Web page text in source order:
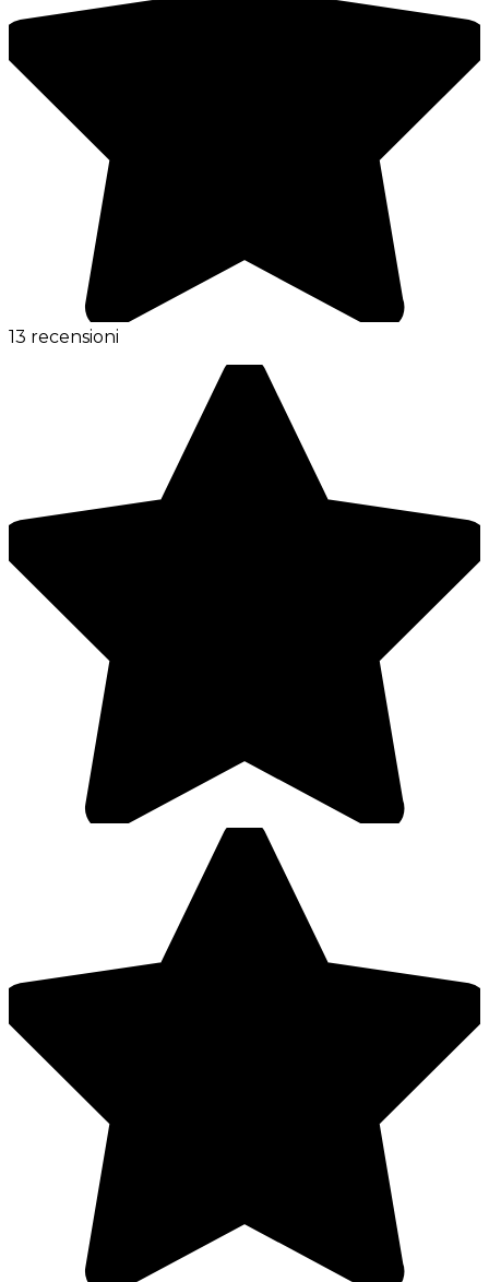
13 recensioni